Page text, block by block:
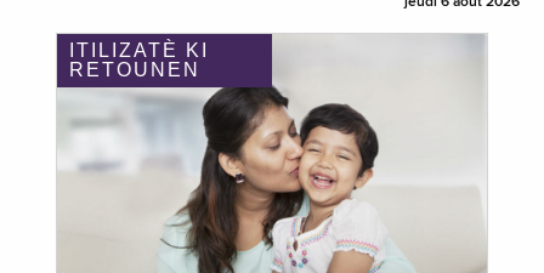
ITILIZATÈ KI
RETOUNEN